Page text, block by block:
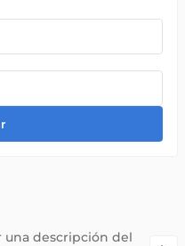
una descripción del